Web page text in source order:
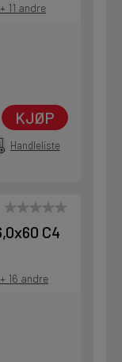
11 andre
KJØP
Handleliste
C4
16 andre